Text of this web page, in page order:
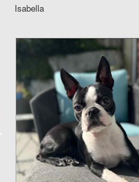
Isabella